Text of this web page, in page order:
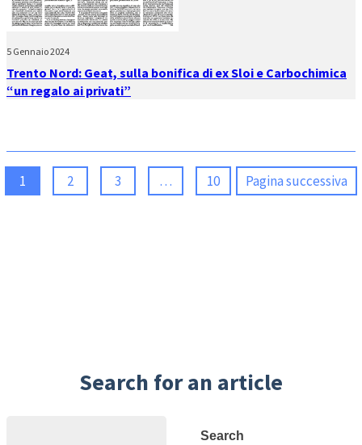
5 Gennaio 2024
Trento Nord: Geat, sulla bonifica di ex Sloi e Carbochimica
“un regalo ai privati”
1 2 3 … 10 Pagina successiva
Search for an article
Search